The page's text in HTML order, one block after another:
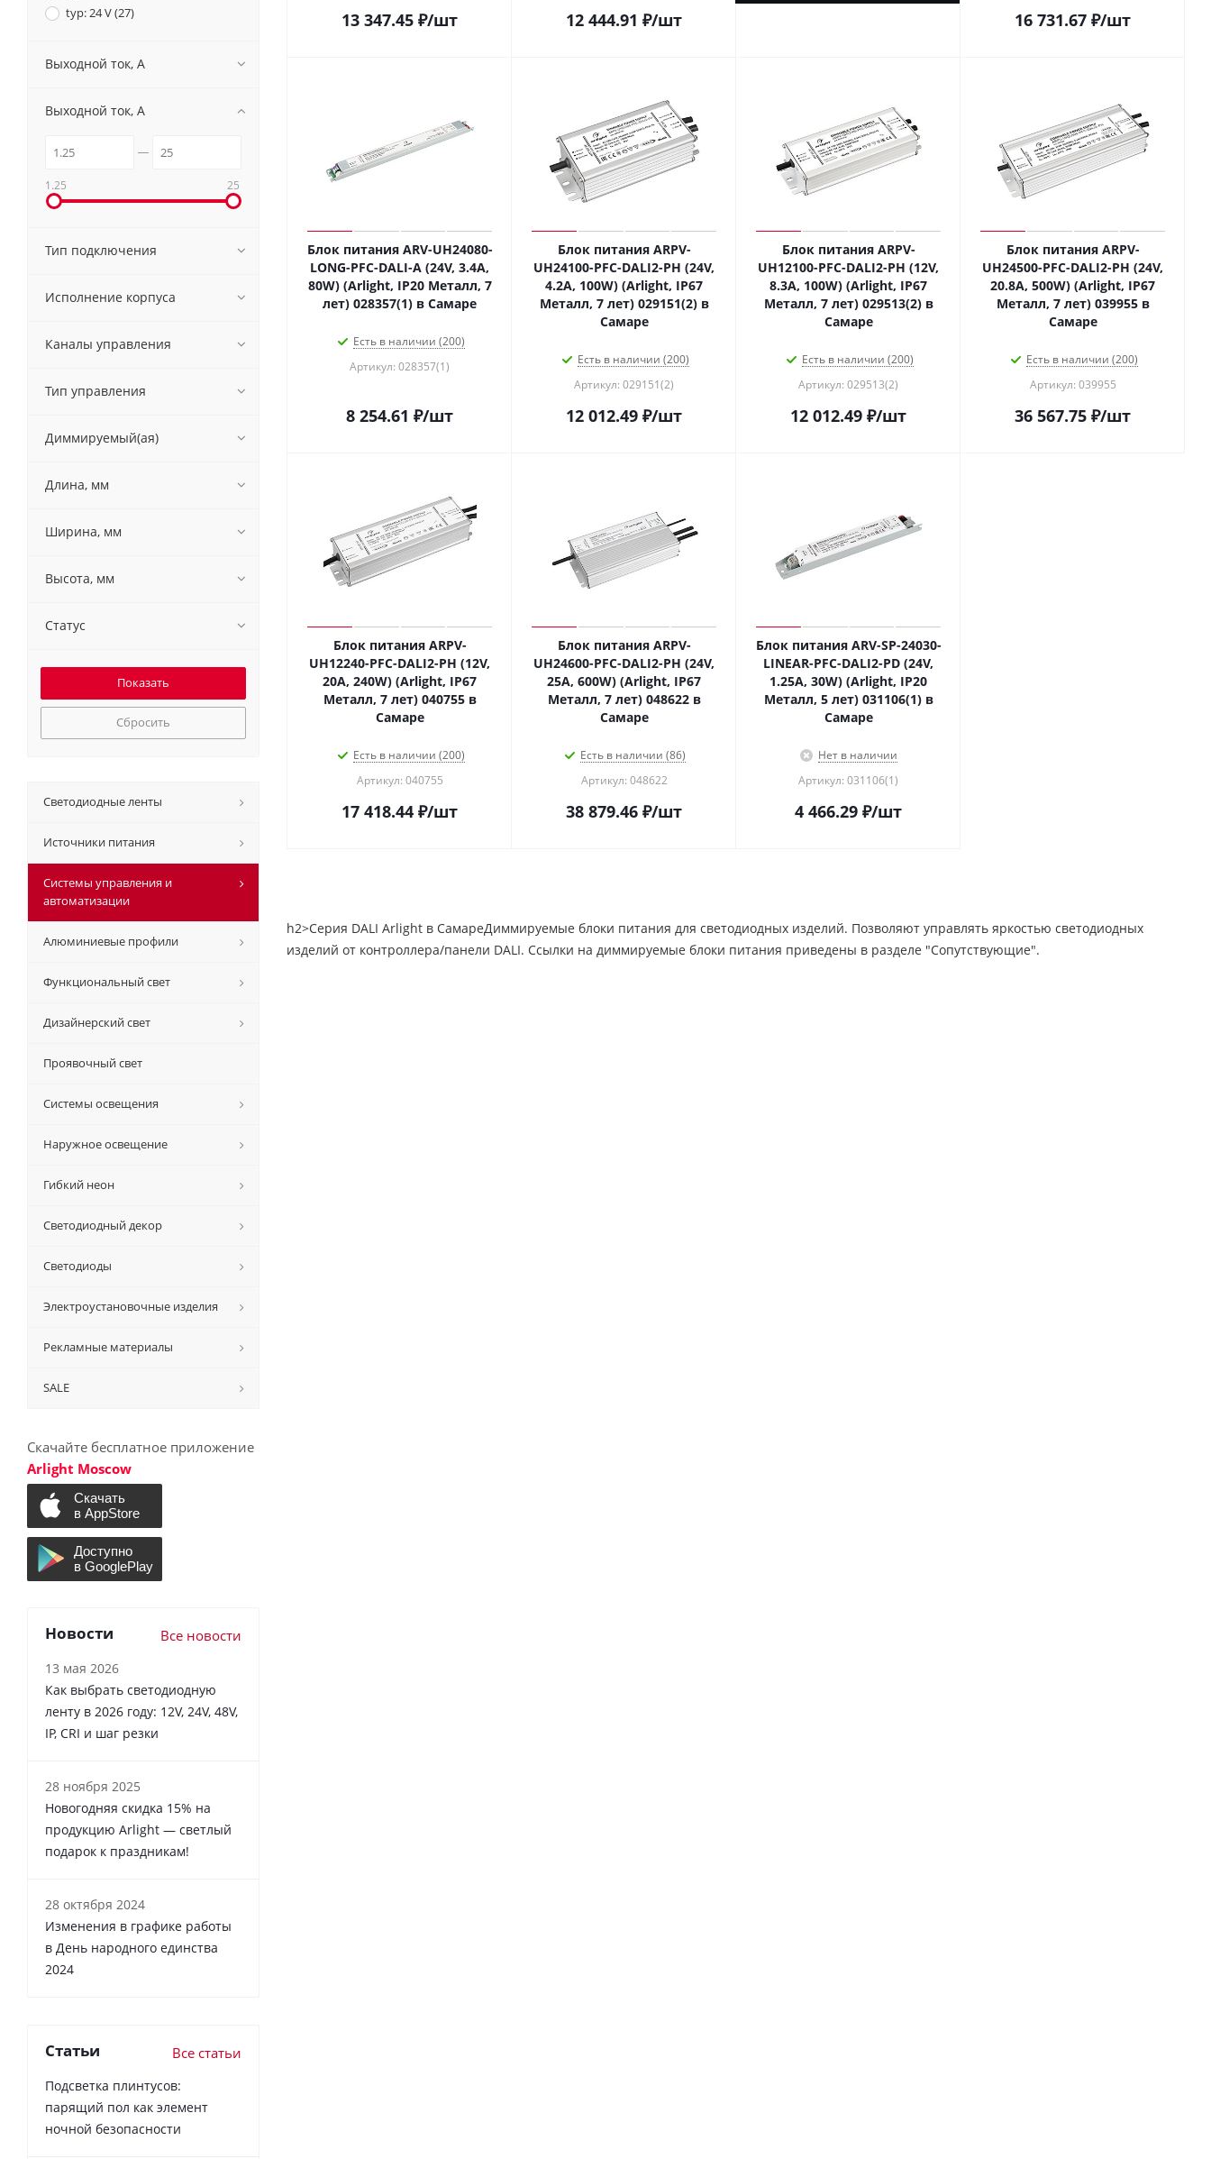
13 347.45 ₽/шт 12 444.91 ₽/шт 16 731.67 ₽/шт
Блок питания ARV-UH24080-
LONG-PFC-DALI-A (24V, 3.4A,
80W) (Arlight, IP20 Металл, 7
лет) 028357(1) в Самаре
Есть в наличии (200)
Артикул: 028357(1)
8 254.61 ₽/шт
Блок питания ARPV-
UH24100-PFC-DALI2-PH (24V,
4.2A, 100W) (Arlight, IP67
Металл, 7 лет) 029151(2) в
Самаре
Есть в наличии (200)
Артикул: 029151(2)
12 012.49 ₽/шт
Блок питания ARPV-
UH12100-PFC-DALI2-PH (12V,
8.3A, 100W) (Arlight, IP67
Металл, 7 лет) 029513(2) в
Самаре
Есть в наличии (200)
Артикул: 029513(2)
12 012.49 ₽/шт
Блок питания ARPV-
UH24500-PFC-DALI2-PH (24V,
20.8A, 500W) (Arlight, IP67
Металл, 7 лет) 039955 в
Самаре
Есть в наличии (200)
Артикул: 039955
36 567.75 ₽/шт
Блок питания ARPV-
UH12240-PFC-DALI2-PH (12V,
20A, 240W) (Arlight, IP67
Металл, 7 лет) 040755 в
Самаре
Есть в наличии (200)
Артикул: 040755
17 418.44 ₽/шт
Блок питания ARPV-
UH24600-PFC-DALI2-PH (24V,
25A, 600W) (Arlight, IP67
Металл, 7 лет) 048622 в
Самаре
Есть в наличии (86)
Артикул: 048622
38 879.46 ₽/шт
Блок питания ARV-SP-24030-
LINEAR-PFC-DALI2-PD (24V,
1.25A, 30W) (Arlight, IP20
Металл, 5 лет) 031106(1) в
Самаре
Нет в наличии
Артикул: 031106(1)
4 466.29 ₽/шт
h2>Серия DALI Arlight в СамареДиммируемые блоки питания для светодиодных изделий. Позволяют управлять яркостью светодиодных
изделий от контроллера/панели DALI. Ссылки на диммируемые блоки питания приведены в разделе "Сопутствующие".
typ: 24 V (27)
Выходной ток, A
Выходной ток, A
1.25 25
Тип подключения
Исполнение корпуса
Каналы управления
Тип управления
Диммируемый(ая)
Длина, мм
Ширина, мм
Высота, мм
Статус
Сбросить
Светодиодные ленты
Источники питания
Системы управления и
автоматизации
Алюминиевые профили
Функциональный свет
Дизайнерский свет
Проявочный свет
Системы освещения
Наружное освещение
Гибкий неон
Светодиодный декор
Светодиоды
Электроустановочные изделия
Рекламные материалы
SALE
Скачайте бесплатное приложение
Arlight Moscow
Новости Все новости
13 мая 2026
Как выбрать светодиодную
ленту в 2026 году: 12V, 24V, 48V,
IP, CRI и шаг резки
28 ноября 2025
Новогодняя скидка 15% на
продукцию Arlight — светлый
подарок к праздникам!
28 октября 2024
Изменения в графике работы
в День народного единства
2024
Статьи Все статьи
Подсветка плинтусов:
парящий пол как элемент
ночной безопасности